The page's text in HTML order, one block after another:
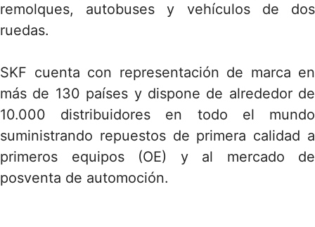
remolques, autobuses y vehículos de dos
ruedas.
SKF cuenta con representación de marca en
más de 130 países y dispone de alrededor de
10.000 distribuidores en todo el mundo
suministrando repuestos de primera calidad a
primeros equipos (OE) y al mercado de
posventa de automoción.